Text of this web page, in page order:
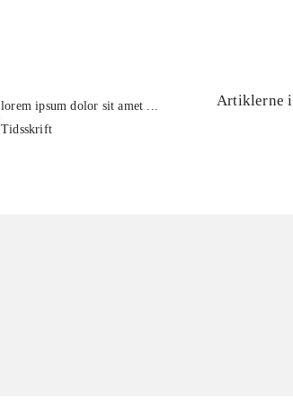
lorem ipsum dolor sit amet ...
Tidsskrift
Artiklerne i